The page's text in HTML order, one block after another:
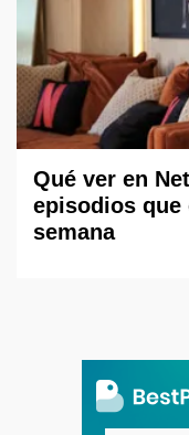
Qué ver en
episodios que
semana